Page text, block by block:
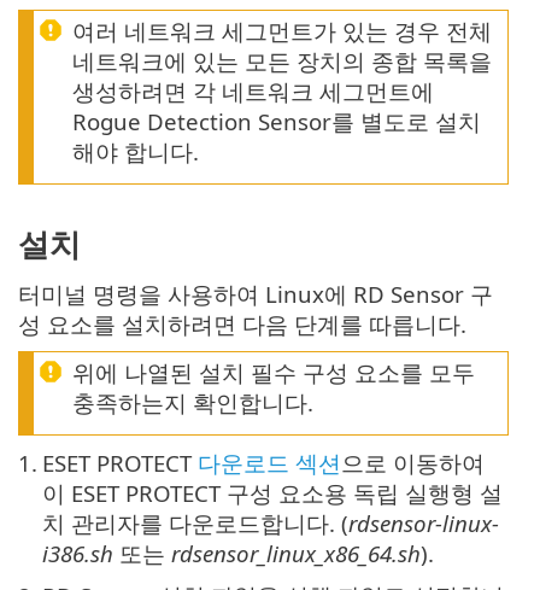
여러 네트워크 세그먼트가 있는 경우 전체
네트워크에 있는 모든 장치의 종합 목록을
생성하려면 각 네트워크 세그먼트에
Rogue Detection Sensor를 별도로 설치
해야 합니다.
설치
터미널 명령을 사용하여 Linux에 RD Sensor 구
성 요소를 설치하려면 다음 단계를 따릅니다.
위에 나열된 설치 필수 구성 요소를 모두
충족하는지 확인합니다.
1. ESET PROTECT 다운로드 섹션 으로 이동하여
이 ESET PROTECT 구성 요소용 독립 실행형 설
치 관리자를 다운로드합니다. (rdsensor-linux-
i386.sh 또는 rdsensor_linux_x86_64.sh).